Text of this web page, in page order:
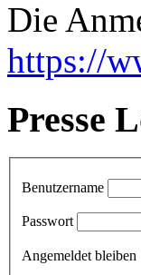
Die
https://
Presse
Benutzername
Passwort
Angemeldet bleiben